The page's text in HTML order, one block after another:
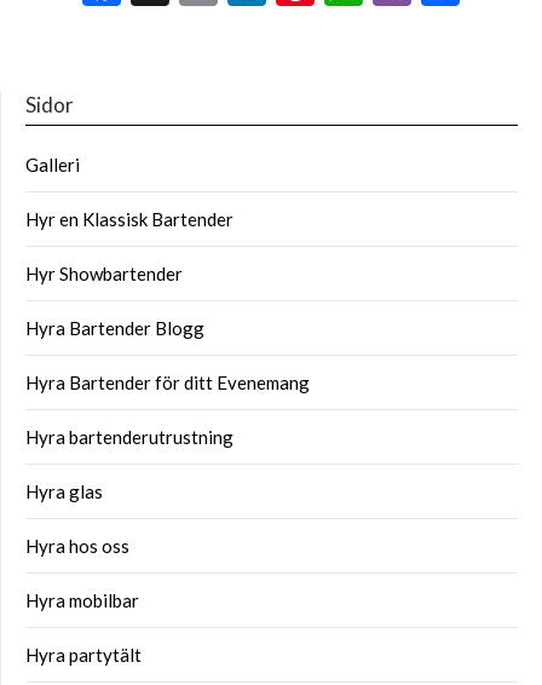
Sidor
Galleri
Hyr en Klassisk Bartender
Hyr Showbartender
Hyra Bartender Blogg
Hyra Bartender för ditt Evenemang
Hyra bartenderutrustning
Hyra glas
Hyra hos oss
Hyra mobilbar
Hyra partytält